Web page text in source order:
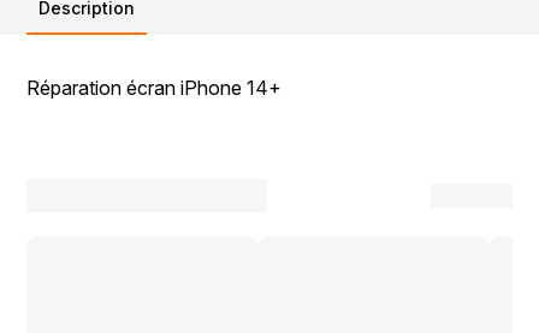
Description
Réparation écran iPhone 14+